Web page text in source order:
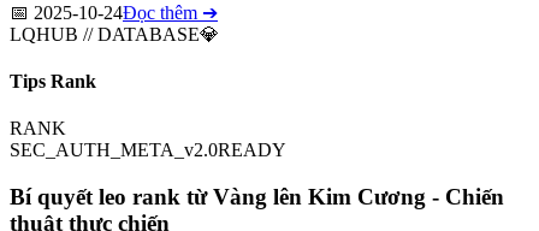
📅 2025-10-24Đọc thêm ➔
LQHUB // DATABASE💎
Tips Rank
RANK
SEC_AUTH_META_v2.0READY
Bí quyết leo rank từ Vàng lên Kim Cương - Chiến
thuật thực chiến